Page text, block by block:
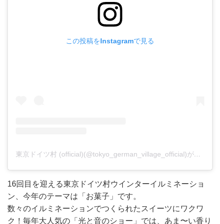
この投稿をInstagramで見る
東京ドイツ村 (official)(@tokyo_german_village_official)がシェアした投稿
16回目を迎える東京ドイツ村ウインターイルミネーショ
ン、今年のテーマは「お菓子」です。
数々のイルミネーションでつくられたスイーツにワクワ
ク！毎年大人気の「光と音のショー」では、あま〜い香り